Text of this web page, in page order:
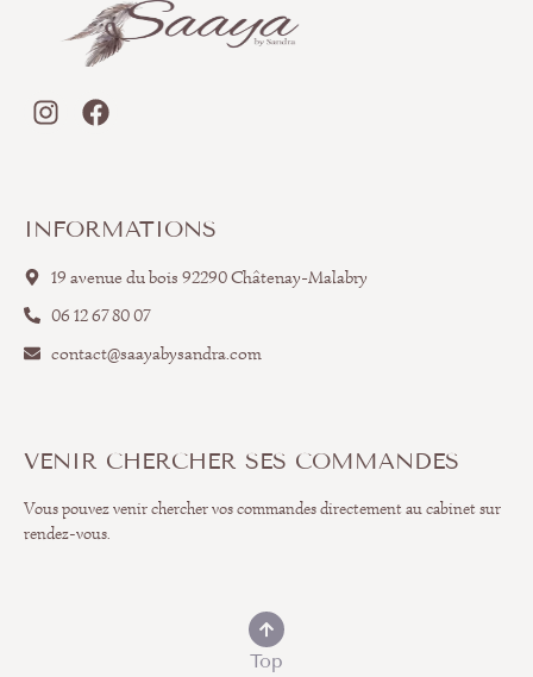
INFORMATIONS
19 avenue du bois 92290 Châtenay-Malabry
06 12 67 80 07
contact@saayabysandra.com
VENIR CHERCHER SES COMMANDES
Vous pouvez venir chercher vos commandes directement au cabinet sur
rendez-vous.
Top